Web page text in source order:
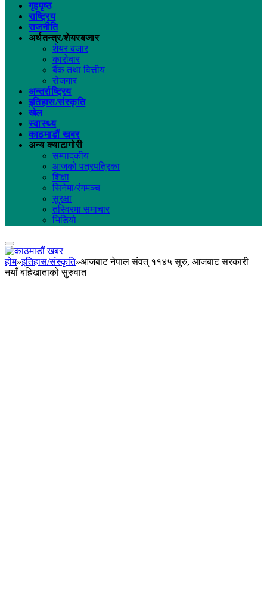
गृहपृष्ठ
राष्ट्रिय
राजनीति
अर्थतन्त्र/शेयरबजार
शेयर बजार
कारोबार
बैंक तथा वित्तीय
रोजगार
अन्तर्राष्ट्रिय
इतिहास/संस्कृति
खेल
स्वास्थ्य
काठमाडौं खबर
अन्य क्याटागोरी
सम्पादकीय
आजको पत्रपत्रिका
शिक्षा
सिनेमा/रंगमञ्च
सुरक्षा
तस्विरमा समाचार
भिडियो
होम»इतिहास/संस्कृति»आजबाट नेपाल संवत् ११४५ सुरु, आजबाट सरकारी
नयाँ बहिखाताको सुरुवात